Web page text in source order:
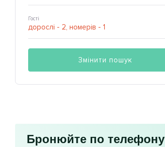
Гості
Змінити пошук
Бронюйте по телефону